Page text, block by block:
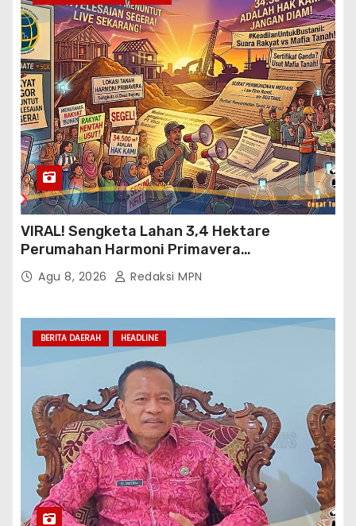
VIRAL! Sengketa Lahan 3,4 Hektare
Perumahan Harmoni Primavera
Klapanunggal, GMPRI Bogor Minta Menteri
Perumahan Blacklist PT BTC
Agu 8, 2026 Redaksi MPN
BERITA DAERAH HEADLINE